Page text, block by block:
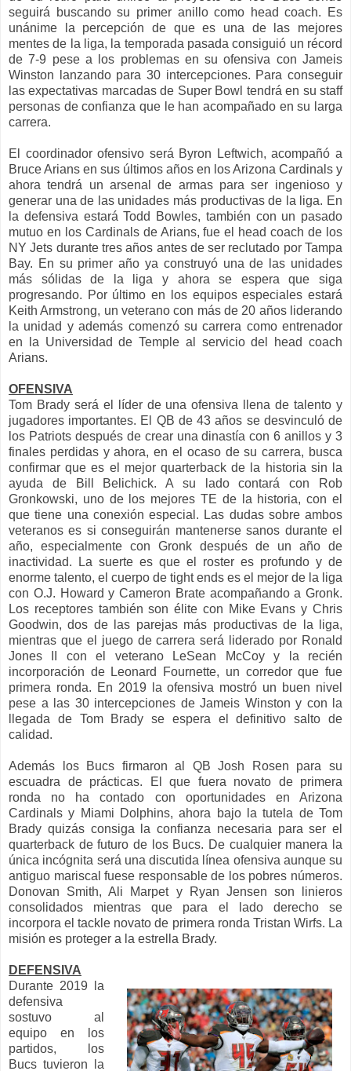
seguirá buscando su primer anillo como head coach. Es
unánime la percepción de que es una de las mejores
mentes de la liga, la temporada pasada consiguió un récord
de 7-9 pese a los problemas en su ofensiva con Jameis
Winston lanzando para 30 intercepciones. Para conseguir
las expectativas marcadas de Super Bowl tendrá en su staff
personas de confianza que le han acompañado en su larga
carrera.
El coordinador ofensivo será Byron Leftwich, acompañó a
Bruce Arians en sus últimos años en los Arizona Cardinals y
ahora tendrá un arsenal de armas para ser ingenioso y
generar una de las unidades más productivas de la liga. En
la defensiva estará Todd Bowles, también con un pasado
mutuo en los Cardinals de Arians, fue el head coach de los
NY Jets durante tres años antes de ser reclutado por Tampa
Bay. En su primer año ya construyó una de las unidades
más sólidas de la liga y ahora se espera que siga
progresando. Por último en los equipos especiales estará
Keith Armstrong, un veterano con más de 20 años liderando
la unidad y además comenzó su carrera como entrenador
en la Universidad de Temple al servicio del head coach
Arians.
OFENSIVA
Tom Brady será el líder de una ofensiva llena de talento y
jugadores importantes. El QB de 43 años se desvinculó de
los Patriots después de crear una dinastía con 6 anillos y 3
finales perdidas y ahora, en el ocaso de su carrera, busca
confirmar que es el mejor quarterback de la historia sin la
ayuda de Bill Belichick. A su lado contará con Rob
Gronkowski, uno de los mejores TE de la historia, con el
que tiene una conexión especial. Las dudas sobre ambos
veteranos es si conseguirán mantenerse sanos durante el
año, especialmente con Gronk después de un año de
inactividad. La suerte es que el roster es profundo y de
enorme talento, el cuerpo de tight ends es el mejor de la liga
con O.J. Howard y Cameron Brate acompañando a Gronk.
Los receptores también son élite con Mike Evans y Chris
Goodwin, dos de las parejas más productivas de la liga,
mientras que el juego de carrera será liderado por Ronald
Jones II con el veterano LeSean McCoy y la recién
incorporación de Leonard Fournette, un corredor que fue
primera ronda. En 2019 la ofensiva mostró un buen nivel
pese a las 30 intercepciones de Jameis Winston y con la
llegada de Tom Brady se espera el definitivo salto de
calidad.
Además los Bucs firmaron al QB Josh Rosen para su
escuadra de prácticas. El que fuera novato de primera
ronda no ha contado con oportunidades en Arizona
Cardinals y Miami Dolphins, ahora bajo la tutela de Tom
Brady quizás consiga la confianza necesaria para ser el
quarterback de futuro de los Bucs. De cualquier manera la
única incógnita será una discutida línea ofensiva aunque su
antiguo mariscal fuese responsable de los pobres números.
Donovan Smith, Ali Marpet y Ryan Jensen son linieros
consolidados mientras que para el lado derecho se
incorpora el tackle novato de primera ronda Tristan Wirfs. La
misión es proteger a la estrella Brady.
DEFENSIVA
Durante 2019 la
defensiva
sostuvo al
equipo en los
partidos, los
Bucs tuvieron la